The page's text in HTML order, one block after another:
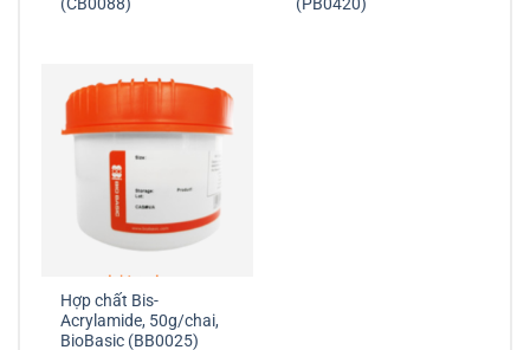
(CB0088) (PB0420)
Hợp chất Bis-
Acrylamide, 50g/chai,
BioBasic (BB0025)